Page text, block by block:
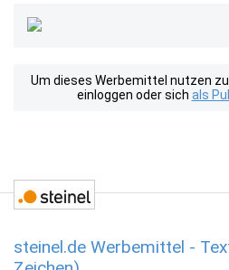
Um dieses Werbemittel nutzen
einloggen oder sich als
steinel.de Werbemittel -